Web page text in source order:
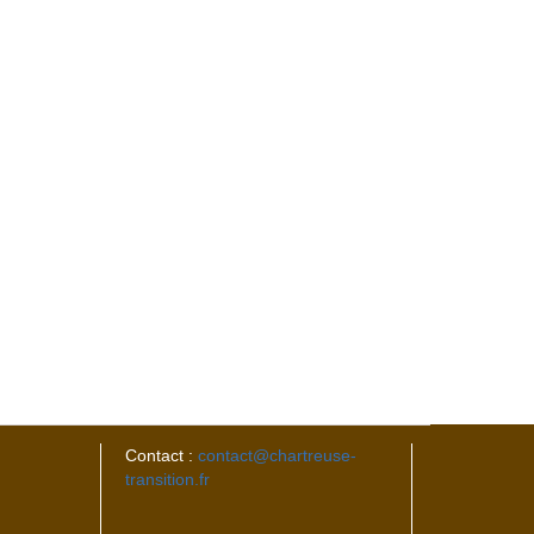
Contact : contact@chartreuse-
transition.fr